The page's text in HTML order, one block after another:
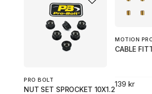
PRO BOLT
NUT SET SPROCKET 10X1.25 BK
MOTION
CABLE
139 kr